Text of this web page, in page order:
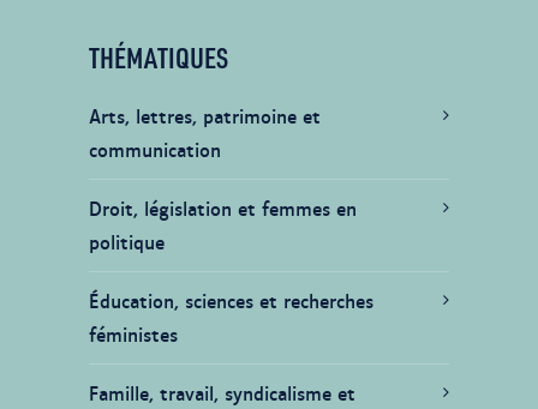
THÉMATIQUES
Arts, lettres, patrimoine et
communication
Droit, législation et femmes en
politique
Éducation, sciences et recherches
féministes
Famille, travail, syndicalisme et